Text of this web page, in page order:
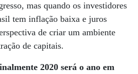
mas quando os investidores
tem inflação baixa e juros
de criar um ambiente
de capitais.
2020 será o ano em